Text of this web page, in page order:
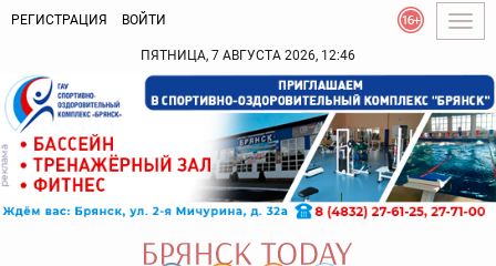
РЕГИСТРАЦИЯ ВОЙТИ
ПЯТНИЦА, 7 АВГУСТА 2026, 12:46